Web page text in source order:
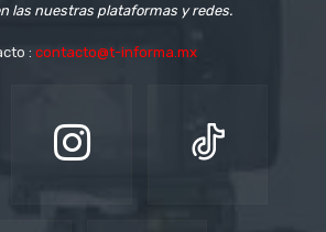
las nuestras plataformas y redes.
: contacto@t-informa.mx